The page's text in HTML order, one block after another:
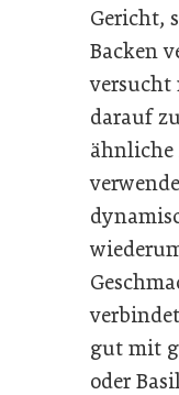
Gericht,
Backen
versucht
darauf
ähnliche
gut mit
oder